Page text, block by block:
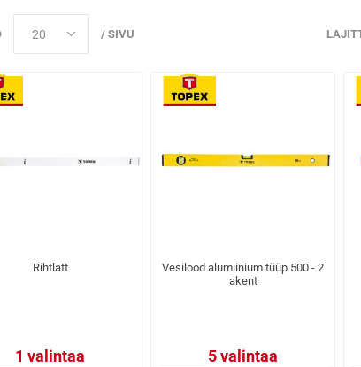
/ SIVU
Rihtlatt
1 valintaa
Vesilood alumiinium tüüp 500 - 2
akent
5 valintaa